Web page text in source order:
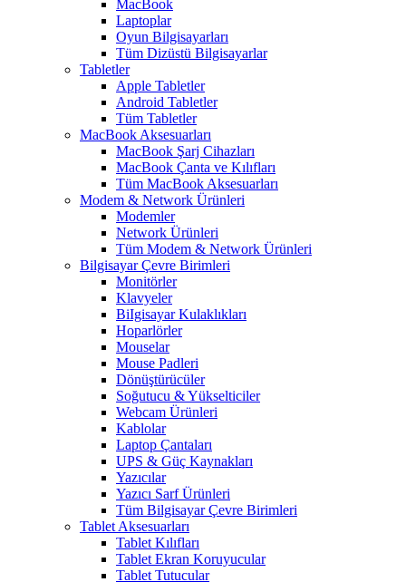
MacBook
Laptoplar
Oyun Bilgisayarları
Tüm Dizüstü Bilgisayarlar
Tabletler
Apple Tabletler
Android Tabletler
Tüm Tabletler
MacBook Aksesuarları
MacBook Şarj Cihazları
MacBook Çanta ve Kılıfları
Tüm MacBook Aksesuarları
Modem & Network Ürünleri
Modemler
Network Ürünleri
Tüm Modem & Network Ürünleri
Bilgisayar Çevre Birimleri
Monitörler
Klavyeler
BiIgisayar Kulaklıkları
Hoparlörler
Mouselar
Mouse Padleri
Dönüştürücüler
Soğutucu & Yükselticiler
Webcam Ürünleri
Kablolar
Laptop Çantaları
UPS & Güç Kaynakları
Yazıcılar
Yazıcı Sarf Ürünleri
Tüm Bilgisayar Çevre Birimleri
Tablet Aksesuarları
Tablet Kılıfları
Tablet Ekran Koruyucular
Tablet Tutucular